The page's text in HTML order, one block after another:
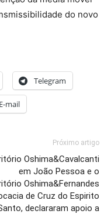
do novo
Telegram
E-mail
Próximo artigo
Oshima&Cavalcanti
em João Pessoa e o
Oshima&Fernandes
de Cruz do Espirito
declararam apoio a